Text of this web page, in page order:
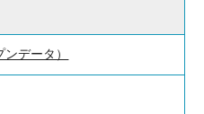
データ）